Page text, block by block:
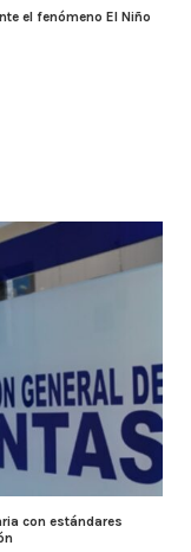
el fenómeno El Niño
con estándares